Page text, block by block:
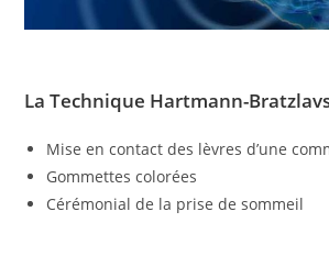
La Technique Hartmann-
Mise en contact des lèvres d’une
Gommettes colorées
Cérémonial de la prise de sommeil